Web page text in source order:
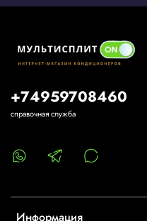
Информация
+74959708460
справочная служба